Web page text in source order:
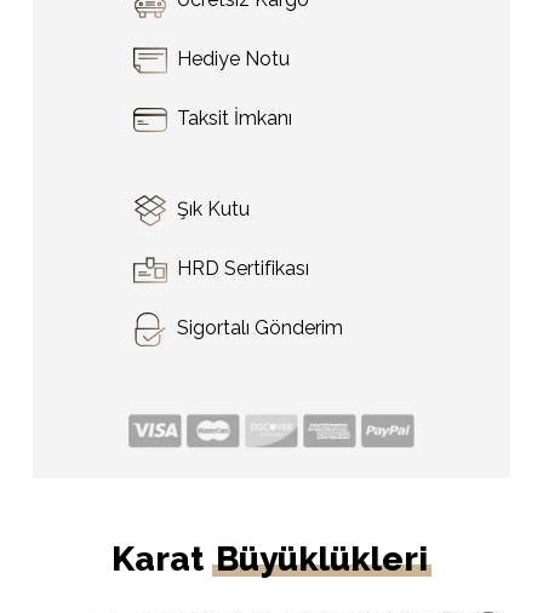
Hediye Notu
Taksit İmkanı
Şık Kutu
HRD Sertifikası
Sigortalı Gönderim
Karat Büyüklükleri